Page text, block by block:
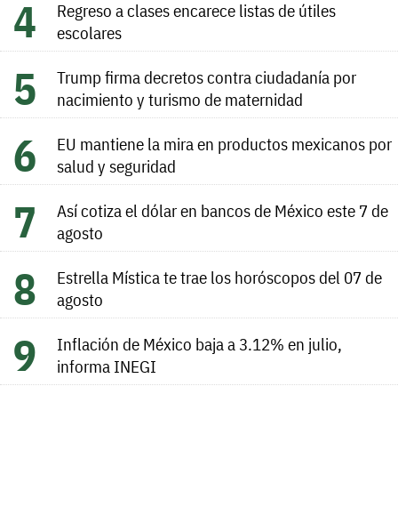
Regreso a clases encarece listas de útiles
escolares
Trump firma decretos contra ciudadanía por
nacimiento y turismo de maternidad
EU mantiene la mira en productos mexicanos por
salud y seguridad
Así cotiza el dólar en bancos de México este 7 de
agosto
Estrella Mística te trae los horóscopos del 07 de
agosto
Inflación de México baja a 3.12% en julio,
informa INEGI